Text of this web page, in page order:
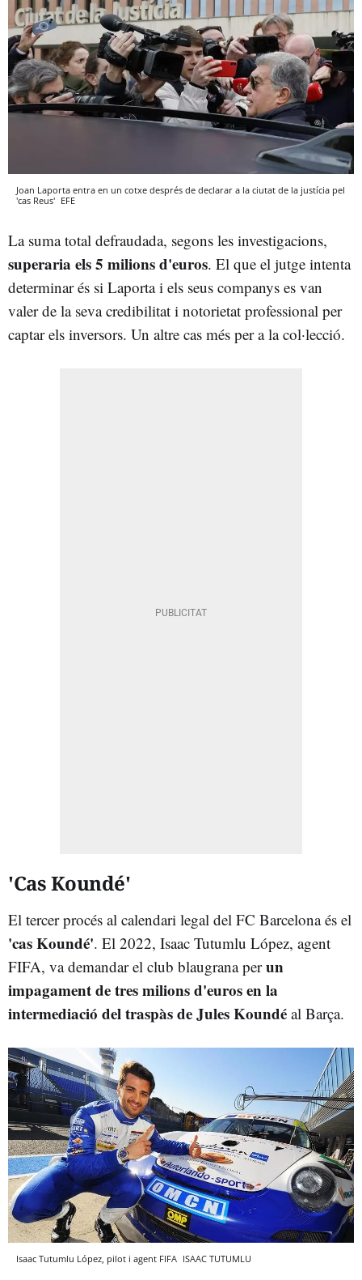
Joan Laporta entra en un cotxe després de declarar a la ciutat de la justícia pel
'cas Reus' EFE
La suma total defraudada, segons les investigacions,
superaria els 5 milions d'euros. El que el jutge intenta
determinar és si Laporta i els seus companys es van
valer de la seva credibilitat i notorietat professional per
captar els inversors. Un altre cas més per a la col·lecció.
'Cas Koundé'
El tercer procés al calendari legal del FC Barcelona és el
'cas Koundé'. El 2022, Isaac Tutumlu López, agent
FIFA, va demandar el club blaugrana perun
impagament de tres milions d'euros en la
intermediació del traspàs de Jules Koundé al Barça.
Isaac Tutumlu López, pilot i agent FIFA ISAAC TUTUMLU